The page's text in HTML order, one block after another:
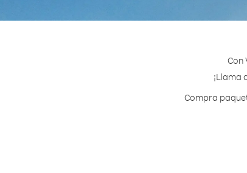
Con
¡Llama
Compra